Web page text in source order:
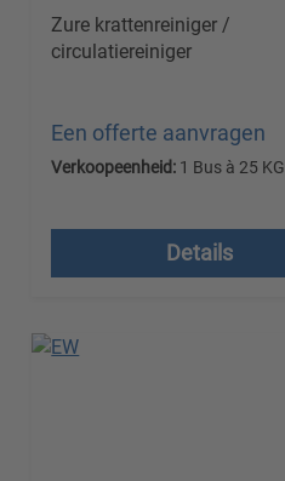
Zure krattenreiniger /
circulatiereiniger
Een offerte aanvragen
Verkoopeenheid: 1 Bus à 25 KG
verzendkosten
Details